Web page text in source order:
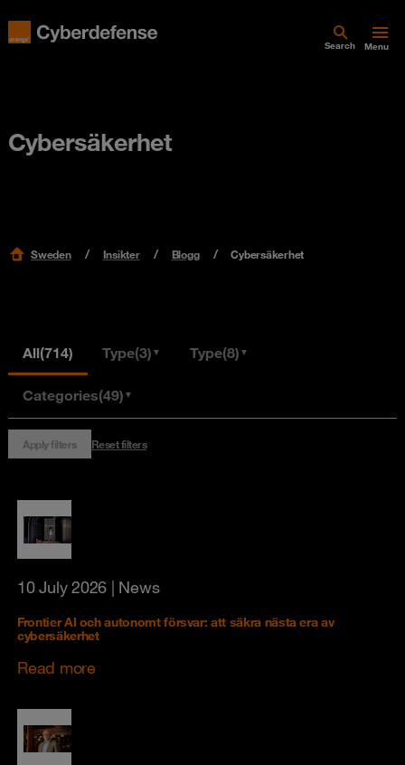
Search Menu
Cybersäkerhet
Sweden Insikter Blogg Cybersäkerhet
All(714) Type(3) ▼ Type(8) ▼
Categories(49) ▼
Apply filters Reset filters
10 July 2026 | News
Frontier AI och autonomt försvar: att säkra nästa era av
cybersäkerhet
Read more